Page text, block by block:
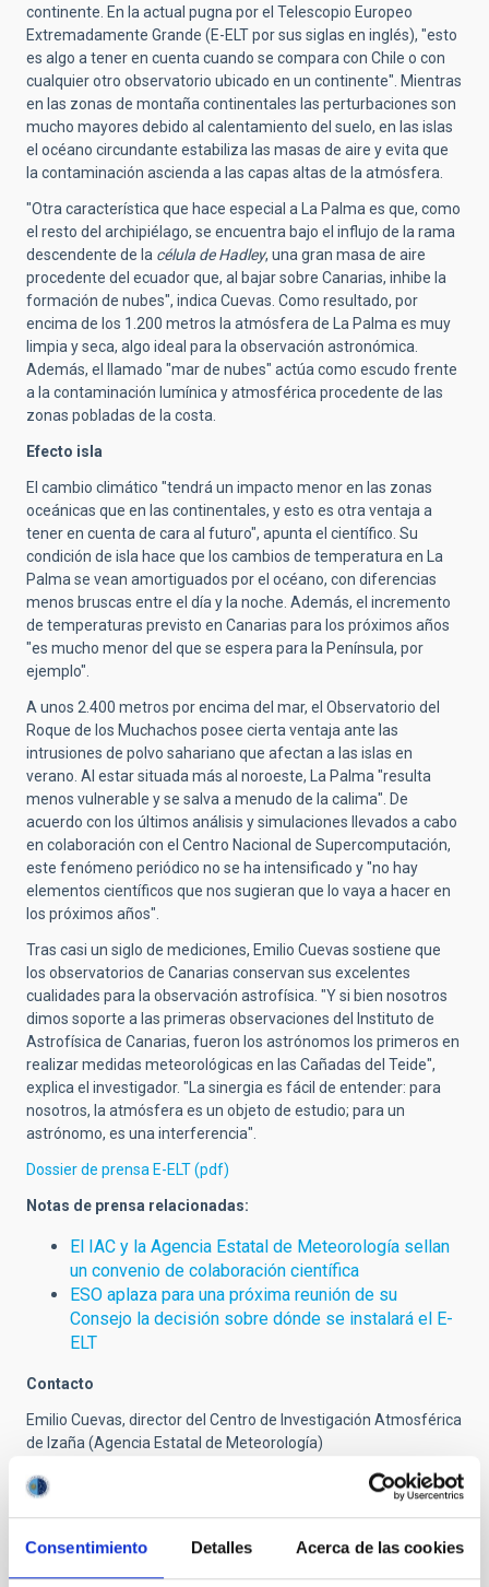
Consentimiento Detalles Acerca de las cookies
continente. En la actual pugna por el Telescopio Europeo
Extremadamente Grande (E-ELT por sus siglas en inglés), "esto
es algo a tener en cuenta cuando se compara con Chile o con
cualquier otro observatorio ubicado en un continente". Mientras
en las zonas de montaña continentales las perturbaciones son
mucho mayores debido al calentamiento del suelo, en las islas
el océano circundante estabiliza las masas de aire y evita que
la contaminación ascienda a las capas altas de la atmósfera.
"Otra característica que hace especial a La Palma es que, como
el resto del archipiélago, se encuentra bajo el influjo de la rama
descendente de la célula de Hadley, una gran masa de aire
procedente del ecuador que, al bajar sobre Canarias, inhibe la
formación de nubes", indica Cuevas. Como resultado, por
encima de los 1.200 metros la atmósfera de La Palma es muy
limpia y seca, algo ideal para la observación astronómica.
Además, el llamado "mar de nubes" actúa como escudo frente
a la contaminación lumínica y atmosférica procedente de las
zonas pobladas de la costa.
Efecto isla
El cambio climático "tendrá un impacto menor en las zonas
oceánicas que en las continentales, y esto es otra ventaja a
tener en cuenta de cara al futuro", apunta el científico. Su
condición de isla hace que los cambios de temperatura en La
Palma se vean amortiguados por el océano, con diferencias
menos bruscas entre el día y la noche. Además, el incremento
de temperaturas previsto en Canarias para los próximos años
"es mucho menor del que se espera para la Península, por
ejemplo".
A unos 2.400 metros por encima del mar, el Observatorio del
Roque de los Muchachos posee cierta ventaja ante las
intrusiones de polvo sahariano que afectan a las islas en
verano. Al estar situada más al noroeste, La Palma "resulta
menos vulnerable y se salva a menudo de la calima". De
acuerdo con los últimos análisis y simulaciones llevados a cabo
en colaboración con el Centro Nacional de Supercomputación,
este fenómeno periódico no se ha intensificado y "no hay
elementos científicos que nos sugieran que lo vaya a hacer en
los próximos años".
Tras casi un siglo de mediciones, Emilio Cuevas sostiene que
los observatorios de Canarias conservan sus excelentes
cualidades para la observación astrofísica. "Y si bien nosotros
dimos soporte a las primeras observaciones del Instituto de
Astrofísica de Canarias, fueron los astrónomos los primeros en
realizar medidas meteorológicas en las Cañadas del Teide",
explica el investigador. "La sinergia es fácil de entender: para
nosotros, la atmósfera es un objeto de estudio; para un
astrónomo, es una interferencia".
Dossier de prensa E-ELT (pdf)
Notas de prensa relacionadas:
El IAC y la Agencia Estatal de Meteorología sellan
un convenio de colaboración científica
ESO aplaza para una próxima reunión de su
Consejo la decisión sobre dónde se instalará el E-
ELT
Contacto
Emilio Cuevas, director del Centro de Investigación Atmosférica
de Izaña (Agencia Estatal de Meteorología)
NEWS TYPE
PRESS RELEASE